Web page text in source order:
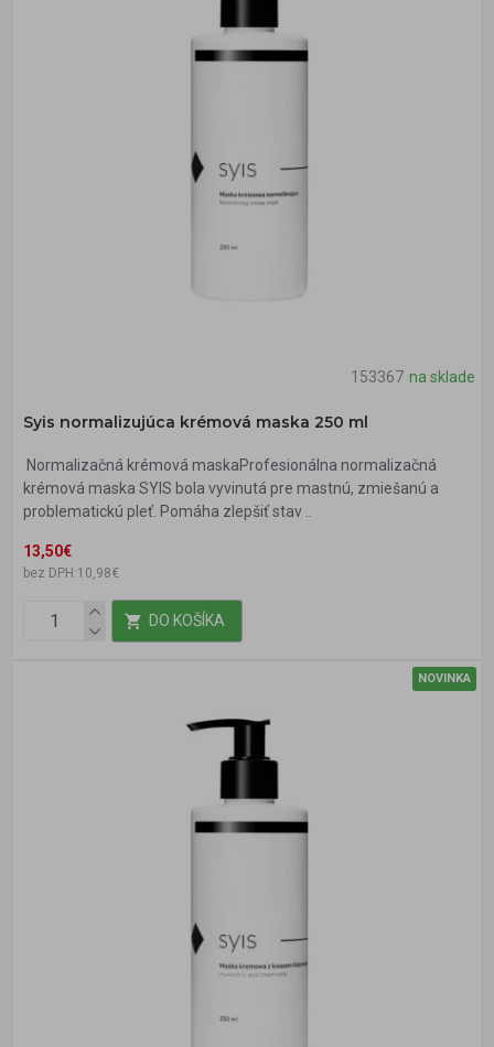
153367 na sklade
Syis normalizujúca krémová maska 250 ml
Normalizačná krémová maskaProfesionálna normalizačná
krémová maska SYIS bola vyvinutá pre mastnú, zmiešanú a
problematickú pleť. Pomáha zlepšiť stav ..
13,50€
bez DPH:10,98€
DO KOŠÍKA
NOVINKA